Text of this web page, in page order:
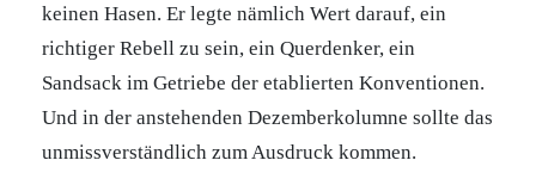
keinen Hasen. Er legte nämlich Wert darauf, ein
richtiger Rebell zu sein, ein Querdenker, ein
Sandsack im Getriebe der etablierten Konventionen.
Und in der anstehenden Dezemberkolumne sollte das
unmissverständlich zum Ausdruck kommen.